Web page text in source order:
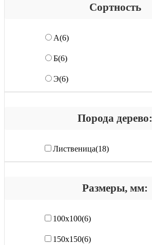
Сортность
А(6)
Б(6)
Э(6)
Порода дерево:
Лиственица(18)
Размеры, мм:
100х100(6)
150х150(6)